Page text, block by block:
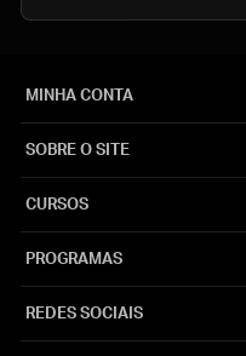
MINHA CONTA
SOBRE O SITE
CURSOS
PROGRAMAS
REDES SOCIAIS